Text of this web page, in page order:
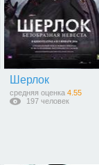
Шерлок
средняя оценка 4.55
197 человек